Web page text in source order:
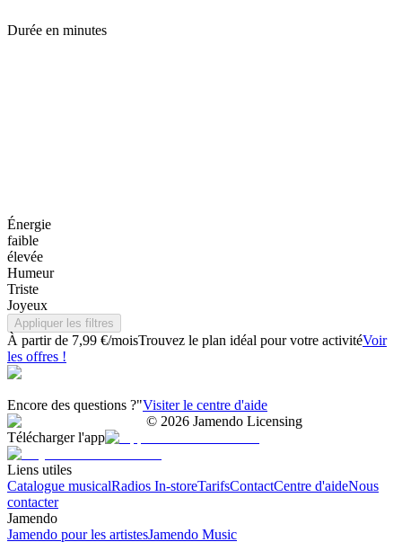
Durée en minutes
Énergie
faible
élevée
Humeur
Triste
Joyeux
Appliquer les filtres
À partir de 7,99 €/moisTrouvez le plan idéal pour votre activitéVoir
les offres !
Encore des questions ?"Visiter le centre d'aide
© 2026 Jamendo Licensing
Télécharger l'app
Liens utiles
Catalogue musicalRadios In-storeTarifsContactCentre d'aideNous
contacter
Jamendo
Jamendo pour les artistesJamendo Music